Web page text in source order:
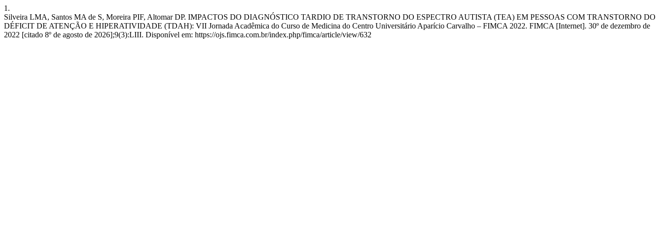
1.
Silveira LMA, Santos MA de S, Moreira PIF, Altomar DP. IMPACTOS DO DIAGNÓSTICO TARDIO DE TRANSTORNO DO ESPECTRO AUTISTA (TEA) EM PESSOAS COM TRANSTORNO DO
DÉFICIT DE ATENÇÃO E HIPERATIVIDADE (TDAH): VII Jornada Acadêmica do Curso de Medicina do Centro Universitário Aparício Carvalho – FIMCA 2022. FIMCA [Internet]. 30º de dezembro de
2022 [citado 8º de agosto de 2026];9(3):LIII. Disponível em: https://ojs.fimca.com.br/index.php/fimca/article/view/632